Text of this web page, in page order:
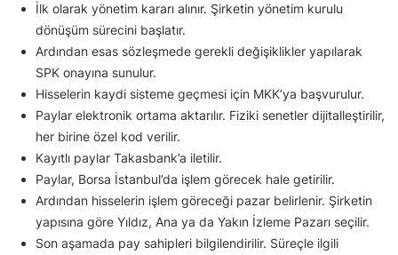
İlk olarak yönetim kararı alınır. Şirketin yönetim kurulu
dönüşüm sürecini başlatır.
Ardından esas sözleşmede gerekli değişiklikler yapılarak
SPK onayına sunulur.
Hisselerin kaydi sisteme geçmesi için MKK’ya başvurulur.
Paylar elektronik ortama aktarılır. Fiziki senetler dijitalleştirilir,
her birine özel kod verilir.
Kayıtlı paylar Takasbank’a iletilir.
Paylar, Borsa İstanbul’da işlem görecek hale getirilir.
Ardından hisselerin işlem göreceği pazar belirlenir. Şirketin
yapısına göre Yıldız, Ana ya da Yakın İzleme Pazarı seçilir.
Son aşamada pay sahipleri bilgilendirilir. Süreçle ilgili